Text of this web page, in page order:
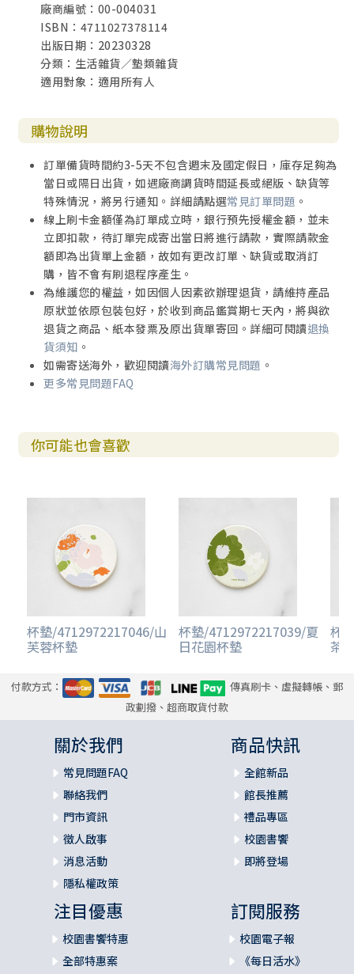
廠商編號：00-004031
ISBN：4711027378114
出版日期：20230328
分類：生活雜貨／墊類雜貨
適用對象：適用所有人
購物說明
訂單備貨時間約3-5天不包含週末及國定假日，庫存足夠為
當日或隔日出貨，如遇廠商調貨時間延長或絕版、缺貨等
特殊情況，將另行通知。詳細請點選常見訂單問題 。
線上刷卡金額僅為訂單成立時，銀行預先授權金額，並未
立即扣款，待訂單完成寄出當日將進行請款，實際請款金
額即為出貨單上金額，故如有更改訂單、缺貨或取消訂
購，皆不會有刷退程序產生。
為維護您的權益，如因個人因素欲辦理退貨，請維持產品
原狀並依原包裝包好，於收到商品鑑賞期七天內，將與欲
退貨之商品、紙本發票及原出貨單寄回。詳細可閱讀退換
貨須知 。
如需寄送海外，歡迎閱讀海外訂購常見問題 。
更多常見問題FAQ
你可能也會喜歡
杯墊/4712972217046/山
芙蓉杯墊
杯墊/4712972217039/夏
日花園杯墊
杯
茶
付款方式：
傳真刷卡、虛擬轉帳、郵
政劃撥、超商取貨付款
關於我們
常見問題FAQ
聯絡我們
門市資訊
徵人啟事
消息活動
隱私權政策
商品快訊
全館新品
館長推薦
禮品專區
校園書饗
即將登場
注目優惠
校園書饗特惠
全部特惠案
訂閱服務
校園電子報
《每日活水》